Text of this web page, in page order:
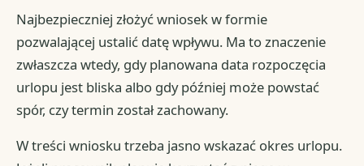
Najbezpieczniej złożyć wniosek w formie
pozwalającej ustalić datę wpływu. Ma to znaczenie
zwłaszcza wtedy, gdy planowana data rozpoczęcia
urlopu jest bliska albo gdy później może powstać
spór, czy termin został zachowany.
W treści wniosku trzeba jasno wskazać okres urlopu.